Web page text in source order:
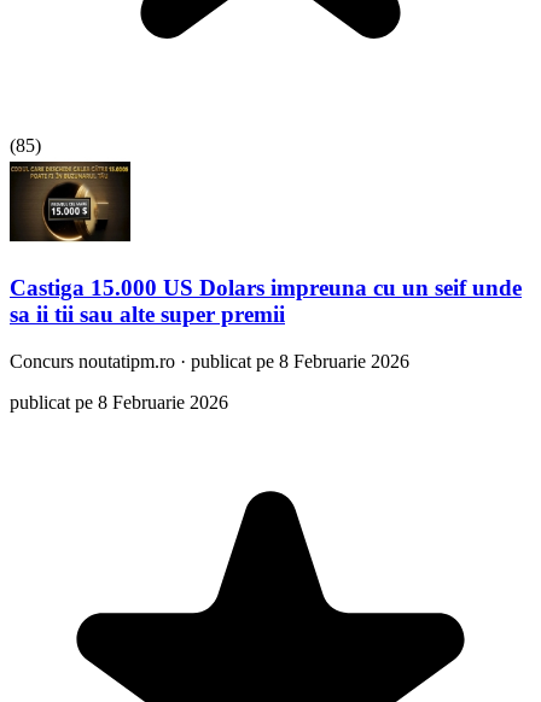
(85)
Castiga 15.000 US Dolars impreuna cu un seif unde
sa ii tii sau alte super premii
Concurs noutatipm.ro · publicat pe 8 Februarie 2026
publicat pe 8 Februarie 2026